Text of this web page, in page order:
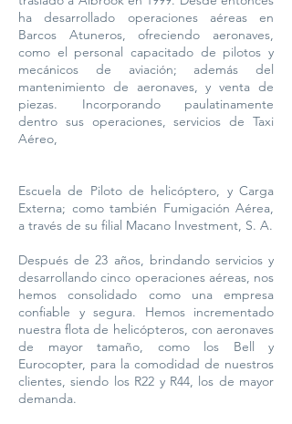
ha desarrollado operaciones aéreas en
Barcos Atuneros, ofreciendo aeronaves,
como el personal capacitado de pilotos y
mecánicos de aviación; además del
mantenimiento de aeronaves, y venta de
piezas. Incorporando paulatinamente
dentro sus operaciones, servicios de Taxi
Aéreo,
Escuela de Piloto de helicóptero, y Carga
Externa; como también Fumigación Aérea,
a través de su filial Macano Investment, S. A.
Después de 23 años, brindando servicios y
desarrollando cinco operaciones aéreas, nos
hemos consolidado como una empresa
confiable y segura. Hemos incrementado
nuestra flota de helicópteros, con aeronaves
de mayor tamaño, como los Bell y
Eurocopter, para la comodidad de nuestros
clientes, siendo los R22 y R44, los de mayor
demanda.